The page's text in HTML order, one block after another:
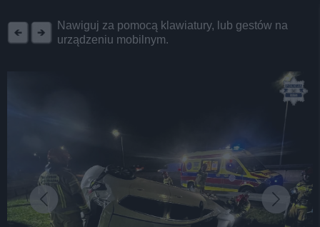
Nawiguj za pomocą klawiatury, lub gestów na
urządzeniu mobilnym.